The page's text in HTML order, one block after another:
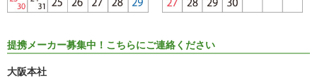
提携メーカー募集中！こちらにご連絡ください
大阪本社